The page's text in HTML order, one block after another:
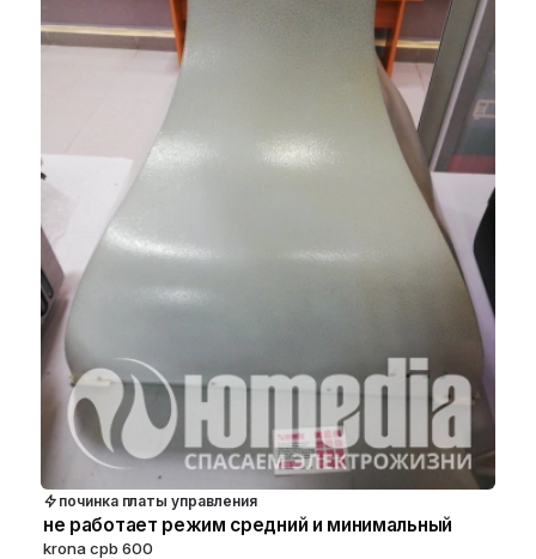
починка платы управления
не работает режим средний и минимальный
krona cpb 600